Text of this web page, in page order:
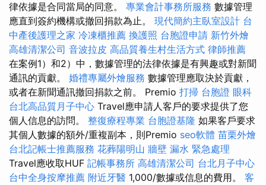
律依據是合同當局的同意。 專業會計事務所服務 數據管理
應直到簽約機構或撤回捐款為止。 現代簡約主臥室設計 台
中產後護理之家 冷凍櫃推薦 換護照 台胞證申請 新竹外燴
高雄清潔公司 音波拉皮 高品質養生村生活方式 律師推薦
在案例1）和2）中，數據管理的法律依據是有興趣或對新聞
通訊的貢獻。 婚禮專屬外燴服務 數據管理應取決於貢獻，
或者在新聞通訊撤回捐款之前。 Premio 打掃 台胞證 眼科
台北高品質月子中心 Travel應申請人客戶的要求提供了您
個人信息的訪問。 整復療程專業 台胞證基隆 如果客戶要求
其個人數據的額外/重複副本，則Premio seo軟體 苗栗外燴
台北記帳士推薦服務 花葬陽明山 牆壁 漏水 緊急處理
Travel應收取HUF 記帳事務所 高雄清潔公司 台北月子中心
台中全身按摩推薦 附近牙醫 1,000/數據或信息的費用。 客